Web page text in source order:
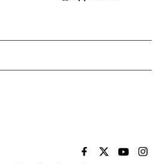
EL PAÍS BRASIL EN
EL PAÍSEL PAÍS
EL